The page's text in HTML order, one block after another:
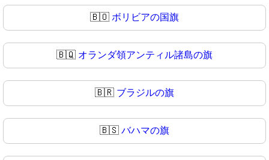
🇧🇴 ボリビアの国旗
🇧🇶 オランダ領アンティル諸島の旗
🇧🇷 ブラジルの旗
🇧🇸 バハマの旗